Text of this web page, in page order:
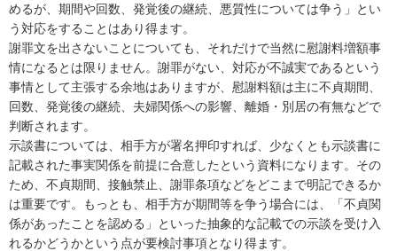
めるが、期間や回数、発覚後の継続、悪質性については争う」とい
う対応をすることはあり得ます。
謝罪文を出さないことについても、それだけで当然に慰謝料増額事
情になるとは限りません。謝罪がない、対応が不誠実であるという
事情として主張する余地はありますが、慰謝料額は主に不貞期間、
回数、発覚後の継続、夫婦関係への影響、離婚・別居の有無などで
判断されます。
示談書については、相手方が署名押印すれば、少なくとも示談書に
記載された事実関係を前提に合意したという資料になります。その
ため、不貞期間、接触禁止、謝罪条項などをどこまで明記できるか
は重要です。もっとも、相手方が期間等を争う場合には、「不貞関
係があったことを認める」といった抽象的な記載での示談を受け入
れるかどうかという点が要検討事項となり得ます。